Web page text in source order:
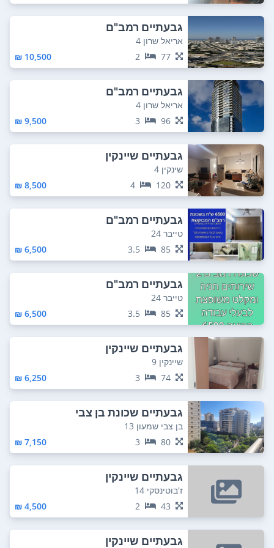
גבעתיים רמב"ם
אריאל שרון 4
77
2
10,500 ₪
גבעתיים רמב"ם
אריאל שרון 4
96
3
9,500 ₪
גבעתיים שיינקין
שינקין 4
120
4
8,500 ₪
גבעתיים רמב"ם
טייבר 24
85
3.5
6,500 ₪
גבעתיים רמב"ם
טייבר 24
85
3.5
6,500 ₪
גבעתיים שיינקין
שיינקין 9
74
3
6,250 ₪
גבעתיים שכונת בן צבי
בן צבי שמעון 13
80
3
7,150 ₪
גבעתיים שיינקין
ז'בוטינסקי 14
43
2
4,500 ₪
גבעתיים שיינקין